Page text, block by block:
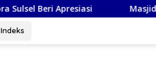
Masjid As-Syafi’iyah Sidoarjo
Indeks